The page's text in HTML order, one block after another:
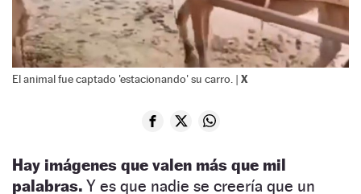
El animal fue captado 'estacionando' su carro. | X
Hay imágenes que valen más que mil
palabras. Y es que nadie se creería que un